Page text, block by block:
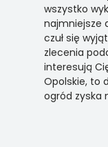
wszystko
najmniejsze
czuł się
zlecenia
interesują
Opolskie, to
ogród zyska